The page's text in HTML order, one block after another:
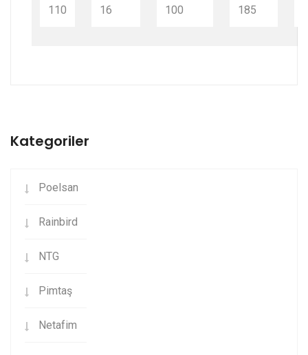
110 16 100 185
Kategoriler
Poelsan
Rainbird
NTG
Pimtaş
Netafim